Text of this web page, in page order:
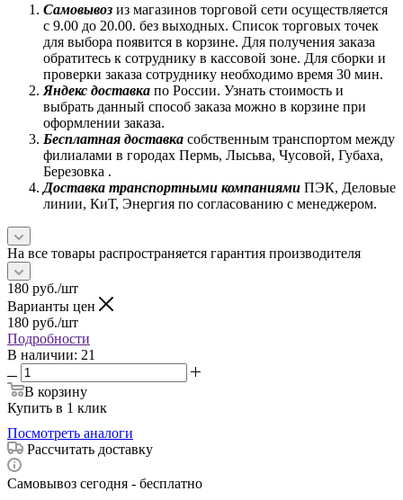
Самовывоз из магазинов торговой сети осуществляется
с 9.00 до 20.00. без выходных. Список торговых точек
для выбора появится в корзине. Для получения заказа
обратитесь к сотруднику в кассовой зоне. Для сборки и
проверки заказа сотруднику необходимо время 30 мин.
Яндекс доставка по России. Узнать стоимость и
выбрать данный способ заказа можно в корзине при
оформлении заказа.
Бесплатная доставка собственным транспортом между
филиалами в городах Пермь, Лысьва, Чусовой, Губаха,
Березовка .
Доставка транспортными компаниями ПЭК, Деловые
линии, КиТ, Энергия по согласованию с менеджером.
На все товары распространяется гарантия производителя
180 руб./шт
Варианты цен
180 руб./шт
Подробности
В наличии: 21
В корзину
Купить в 1 клик
Посмотреть аналоги
Рассчитать доставку
Самовывоз сегодня - бесплатно